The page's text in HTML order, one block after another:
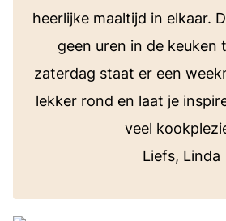
heerlijke maaltijd in elkaar.
geen uren in de keuken
zaterdag staat er een
lekker rond en laat je
veel
Liefs, Linda